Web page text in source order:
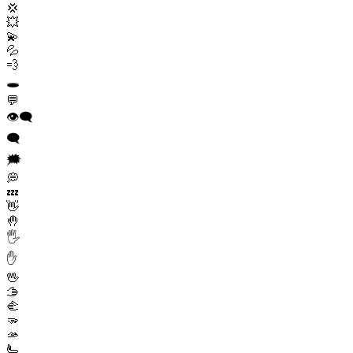
💢
💥
💫
💦
💨
🕳️
💬
👁️‍🗨️
🗨️
🗯️
💭
💤
👋
🤚
🖐️
✋
🖖
🫱
🫲
🫳
🫴
🫷